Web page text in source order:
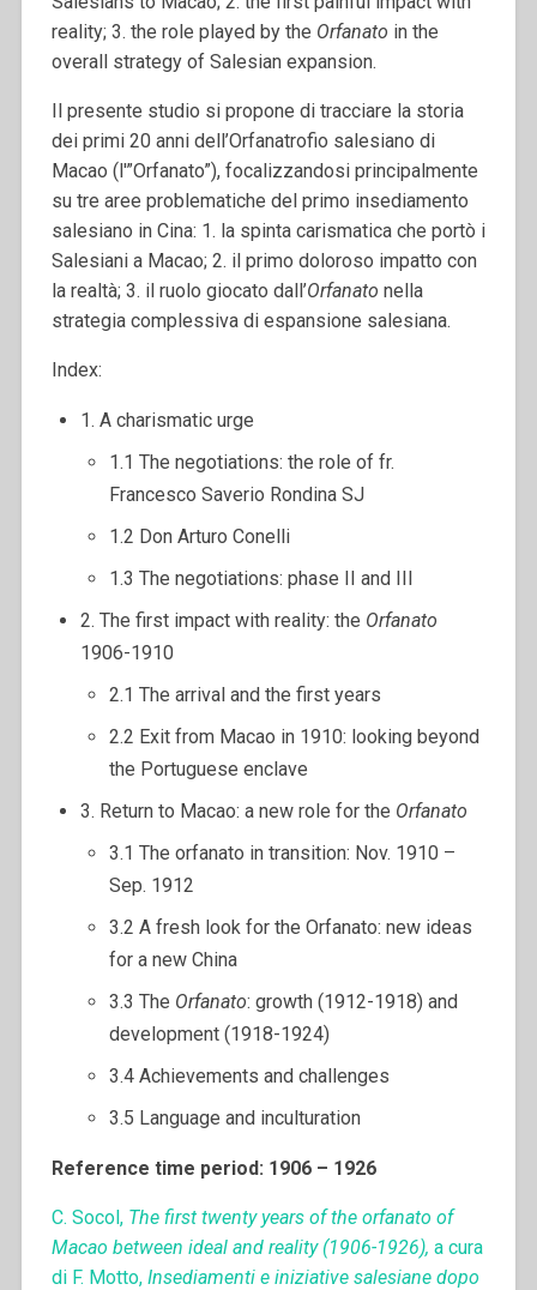
reality; 3. the role played by the Orfanato in the
overall strategy of Salesian expansion.
Il presente studio si propone di tracciare la storia
dei primi 20 anni dell’Orfanatrofio salesiano di
Macao (l'”Orfanato”), focalizzandosi principalmente
su tre aree problematiche del primo insediamento
salesiano in Cina: 1. la spinta carismatica che portò i
Salesiani a Macao; 2. il primo doloroso impatto con
la realtà; 3. il ruolo giocato dall’Orfanato nella
strategia complessiva di espansione salesiana.
Index:
1. A charismatic urge
1.1 The negotiations: the role of fr.
Francesco Saverio Rondina SJ
1.2 Don Arturo Conelli
1.3 The negotiations: phase II and III
2. The first impact with reality: the Orfanato
1906-1910
2.1 The arrival and the first years
2.2 Exit from Macao in 1910: looking beyond
the Portuguese enclave
3. Return to Macao: a new role for the Orfanato
3.1 The orfanato in transition: Nov. 1910 –
Sep. 1912
3.2 A fresh look for the Orfanato: new ideas
for a new China
3.3 The Orfanato: growth (1912-1918) and
development (1918-1924)
3.4 Achievements and challenges
3.5 Language and inculturation
Reference time period: 1906 – 1926
C. Socol, The first twenty years of the orfanato of
Macao between ideal and reality (1906-1926), a cura
di F. Motto, Insediamenti e iniziative salesiane dopo